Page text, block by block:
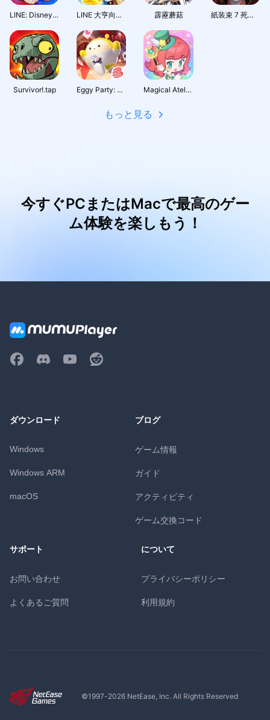
LINE: Disney Tsum Tsum LINE 大亨向前衝 霹靂蘑菇 紙装束 7 死の絆
Survivor!.tap Eggy Party: Trendy Party Game Magical Atelier-JP
もっと見る
今すぐPCまたはMacで最高のゲー
ム体験を楽しもう！
ダウンロード
Windows
Windows ARM
macOS
ブログ
ゲーム情報
ガイド
アクティビティ
ゲーム交換コード
サポート
お問い合わせ
よくあるご質問
について
プライバシーポリシー
利用規約
©1997-2026NetEase, Inc. All Rights Reserved